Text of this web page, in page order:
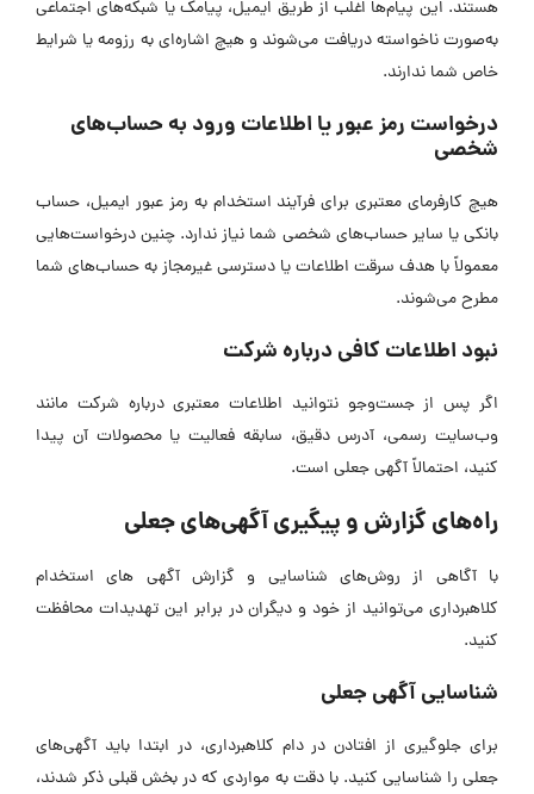
هستند. این پیام‌ها اغلب از طریق ایمیل، پیامک یا شبکه‌های اجتماعی
به‌صورت ناخواسته دریافت می‌شوند و هیچ اشاره‌ای به رزومه یا شرایط
خاص شما ندارند.
درخواست رمز عبور یا اطلاعات ورود به حساب‌های
شخصی
هیچ کارفرمای معتبری برای فرآیند استخدام به رمز عبور ایمیل، حساب
بانکی یا سایر حساب‌های شخصی شما نیاز ندارد. چنین درخواست‌هایی
معمولاً با هدف سرقت اطلاعات یا دسترسی غیرمجاز به حساب‌های شما
مطرح می‌شوند.
نبود اطلاعات کافی درباره شرکت
اگر پس از جست‌وجو نتوانید اطلاعات معتبری درباره شرکت مانند
وب‌سایت رسمی، آدرس دقیق، سابقه فعالیت یا محصولات آن پیدا
کنید، احتمالاً آگهی جعلی است.
راه‌های گزارش و پیگیری آگهی‌های جعلی
با آگاهی از روش‌های شناسایی و گزارش آگهی ‌های استخدام
کلاهبرداری می‌توانید از خود و دیگران در برابر این تهدیدات محافظت
کنید.
شناسایی آگهی جعلی
برای جلوگیری از افتادن در دام کلاهبرداری، در ابتدا باید آگهی‌های
جعلی را شناسایی کنید. با دقت به مواردی که در بخش قبلی ذکر شدند،